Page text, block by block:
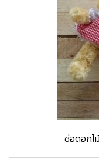
ช่อดอกไ